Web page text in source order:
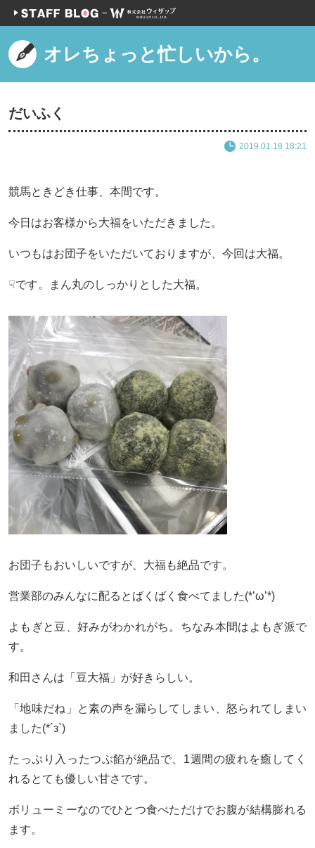
オレちょっと忙しいから。
だいふく
2019.01.18 18:21
競馬ときどき仕事、本間です。
今日はお客様から大福をいただきました。
いつもはお団子をいただいておりますが、今回は大福。
☟です。まん丸のしっかりとした大福。
お団子もおいしいですが、大福も絶品です。
営業部のみんなに配るとばくばく食べてました(*’ω’*)
よもぎと豆、好みがわかれがち。ちなみ本間はよもぎ派で
す。
和田さんは「豆大福」が好きらしい。
「地味だね」と素の声を漏らしてしまい、怒られてしまい
ました(*´з`)
たっぷり入ったつぶ餡が絶品で、1週間の疲れを癒してく
れるとても優しい甘さです。
ボリューミーなのでひとつ食べただけでお腹が結構膨れる
ます。